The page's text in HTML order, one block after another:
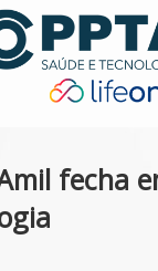
fecha